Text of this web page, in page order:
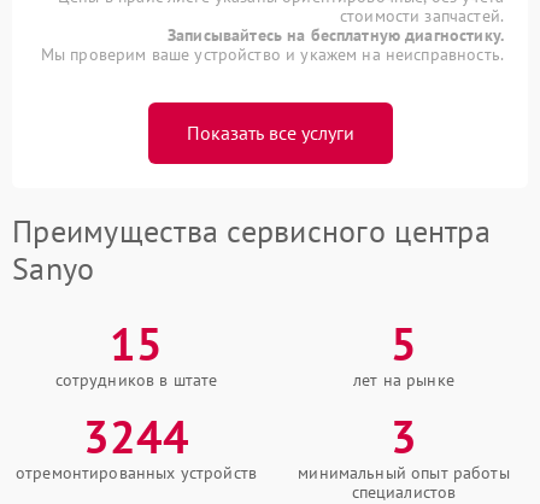
стоимости запчастей.
Записывайтесь на бесплатную диагностику.
Мы проверим ваше устройство и укажем на неисправность.
Показать все услуги
Преимущества сервисного центра
Sanyo
15
сотрудников в штате
5
лет на рынке
3244
отремонтированных устройств
3
минимальный опыт работы
специалистов